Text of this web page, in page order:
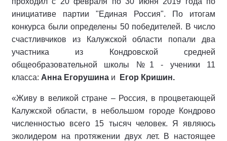
инициативе партии "Единая Россия". По итогам
конкурса были определены 50 победителей. В число
счастливчиков из Калужской области попали два
участника из Кондровской средней
общеобразовательной школы №1 - ученики 11
класса: Анна Егорушина и Егор Кришин.
«Живу в великой стране – Россия, в процветающей
Калужской области, в небольшом городе Кондрово
численностью всего 15 тысяч человек. Я являюсь
эколидером на протяжении двух лет. В настоящее